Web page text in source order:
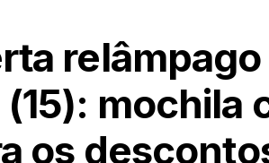
mochila
os